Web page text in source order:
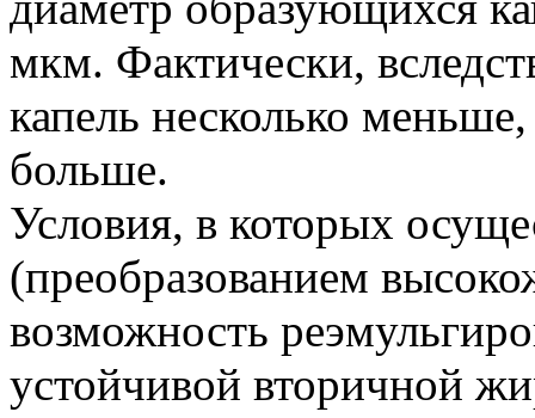
мкм. Фактически,
капель несколько
больше.
Условия, в которых
(преобразованием
возможность
устойчивой вторичной